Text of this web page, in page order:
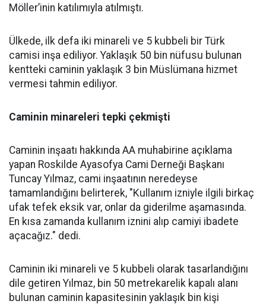
Möller’inin katılımıyla atılmıştı.
Ülkede, ilk defa iki minareli ve 5 kubbeli bir Türk
camisi inşa ediliyor. Yaklaşık 50 bin nüfusu bulunan
kentteki caminin yaklaşık 3 bin Müslümana hizmet
vermesi tahmin ediliyor.
Caminin minareleri tepki çekmişti
Caminin inşaatı hakkında AA muhabirine açıklama
yapan Roskilde Ayasofya Cami Derneği Başkanı
Tuncay Yılmaz, cami inşaatının neredeyse
tamamlandığını belirterek, "Kullanım izniyle ilgili birkaç
ufak tefek eksik var, onlar da giderilme aşamasında.
En kısa zamanda kullanım iznini alıp camiyi ibadete
açacağız." dedi.
Caminin iki minareli ve 5 kubbeli olarak tasarlandığını
dile getiren Yılmaz, bin 50 metrekarelik kapalı alanı
bulunan caminin kapasitesinin yaklaşık bin kişi